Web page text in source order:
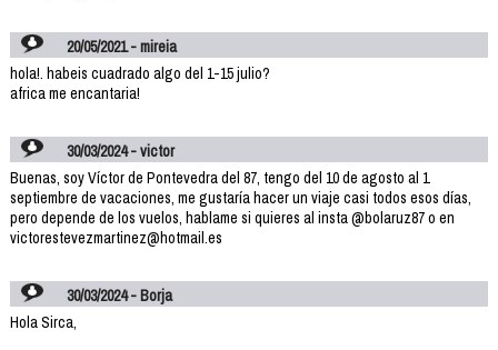
20/05/2021 - mireia
hola!. habeis cuadrado algo del 1-15 julio?
africa me encantaria!
30/03/2024 - victor
Buenas, soy Víctor de Pontevedra del 87, tengo del 10 de agosto al 1
septiembre de vacaciones, me gustaría hacer un viaje casi todos esos días,
pero depende de los vuelos, hablame si quieres al insta @bolaruz87 o en
victorestevezmartinez@hotmail.es
30/03/2024 - Borja
Hola Sirca,